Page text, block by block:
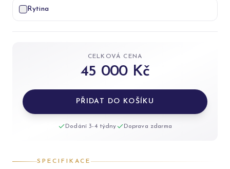
Rytina
CELKOVÁ CENA
45 000 Kč
PŘIDAT DO KOŠÍKU
Dodání 3-4 týdny Doprava zdarma
SPECIFIKACE